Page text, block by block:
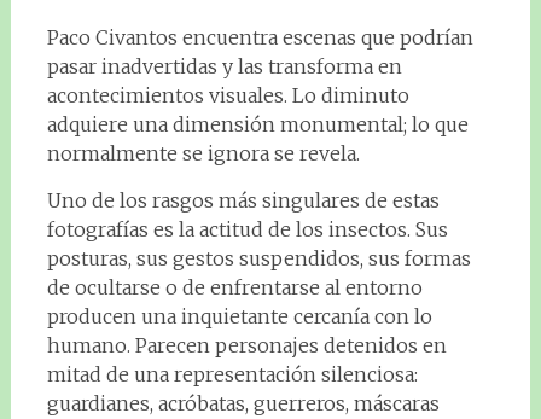
Paco Civantos encuentra escenas que podrían
pasar inadvertidas y las transforma en
acontecimientos visuales. Lo diminuto
adquiere una dimensión monumental; lo que
normalmente se ignora se revela.
Uno de los rasgos más singulares de estas
fotografías es la actitud de los insectos. Sus
posturas, sus gestos suspendidos, sus formas
de ocultarse o de enfrentarse al entorno
producen una inquietante cercanía con lo
humano. Parecen personajes detenidos en
mitad de una representación silenciosa:
guardianes, acróbatas, guerreros, máscaras